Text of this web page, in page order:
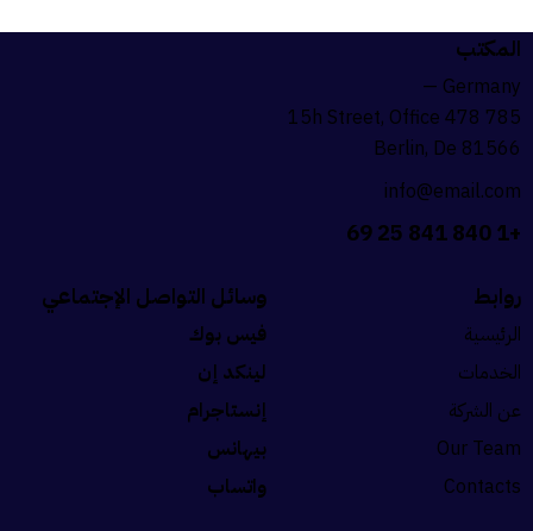
المكتب
Germany —
785 15h Street, Office 478
Berlin, De 81566
info@email.com
+1 840 841 25 69
روابط
الرئيسية
الخدمات
عن الشركة
Our Team
Contacts
وسائل التواصل الإجتماعي
فيس بوك
لينكد إن
إنستاجرام
بيهانس
واتساب